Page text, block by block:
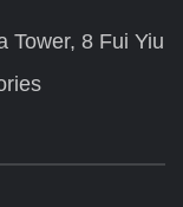
Tower, 8 Fui Yiu